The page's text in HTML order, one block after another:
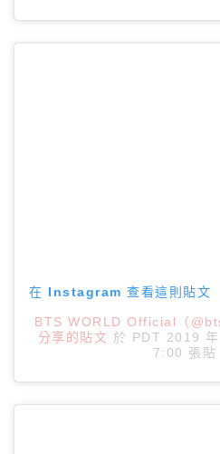
在 Instagram 查看這則貼文
BTS WORLD Official（
分享的貼文 於 PDT 2019
7:00 張貼